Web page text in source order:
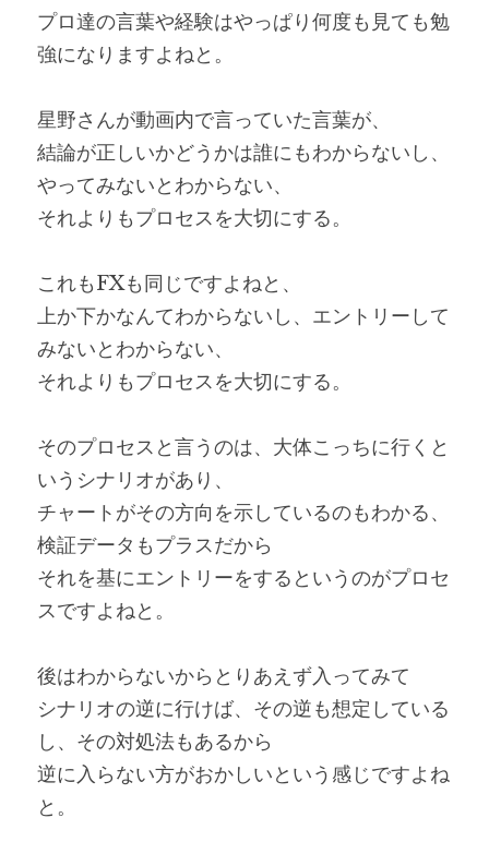
プロ達の言葉や経験はやっぱり何度も見ても勉
強になりますよねと。
星野さんが動画内で言っていた言葉が、
結論が正しいかどうかは誰にもわからないし、
やってみないとわからない、
それよりもプロセスを大切にする。
これもFXも同じですよねと、
上か下かなんてわからないし、エントリーして
みないとわからない、
それよりもプロセスを大切にする。
そのプロセスと言うのは、大体こっちに行くと
いうシナリオがあり、
チャートがその方向を示しているのもわかる、
検証データもプラスだから
それを基にエントリーをするというのがプロセ
スですよねと。
後はわからないからとりあえず入ってみて
シナリオの逆に行けば、その逆も想定している
し、その対処法もあるから
逆に入らない方がおかしいという感じですよね
と。